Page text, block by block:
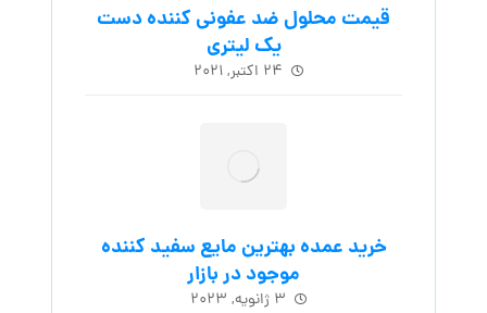
قیمت محلول ضد عفونی کننده دست
یک لیتری
۲۴ اکتبر, ۲۰۲۱
خرید عمده بهترین مایع سفید کننده
موجود در بازار
۳ ژانویه, ۲۰۲۳